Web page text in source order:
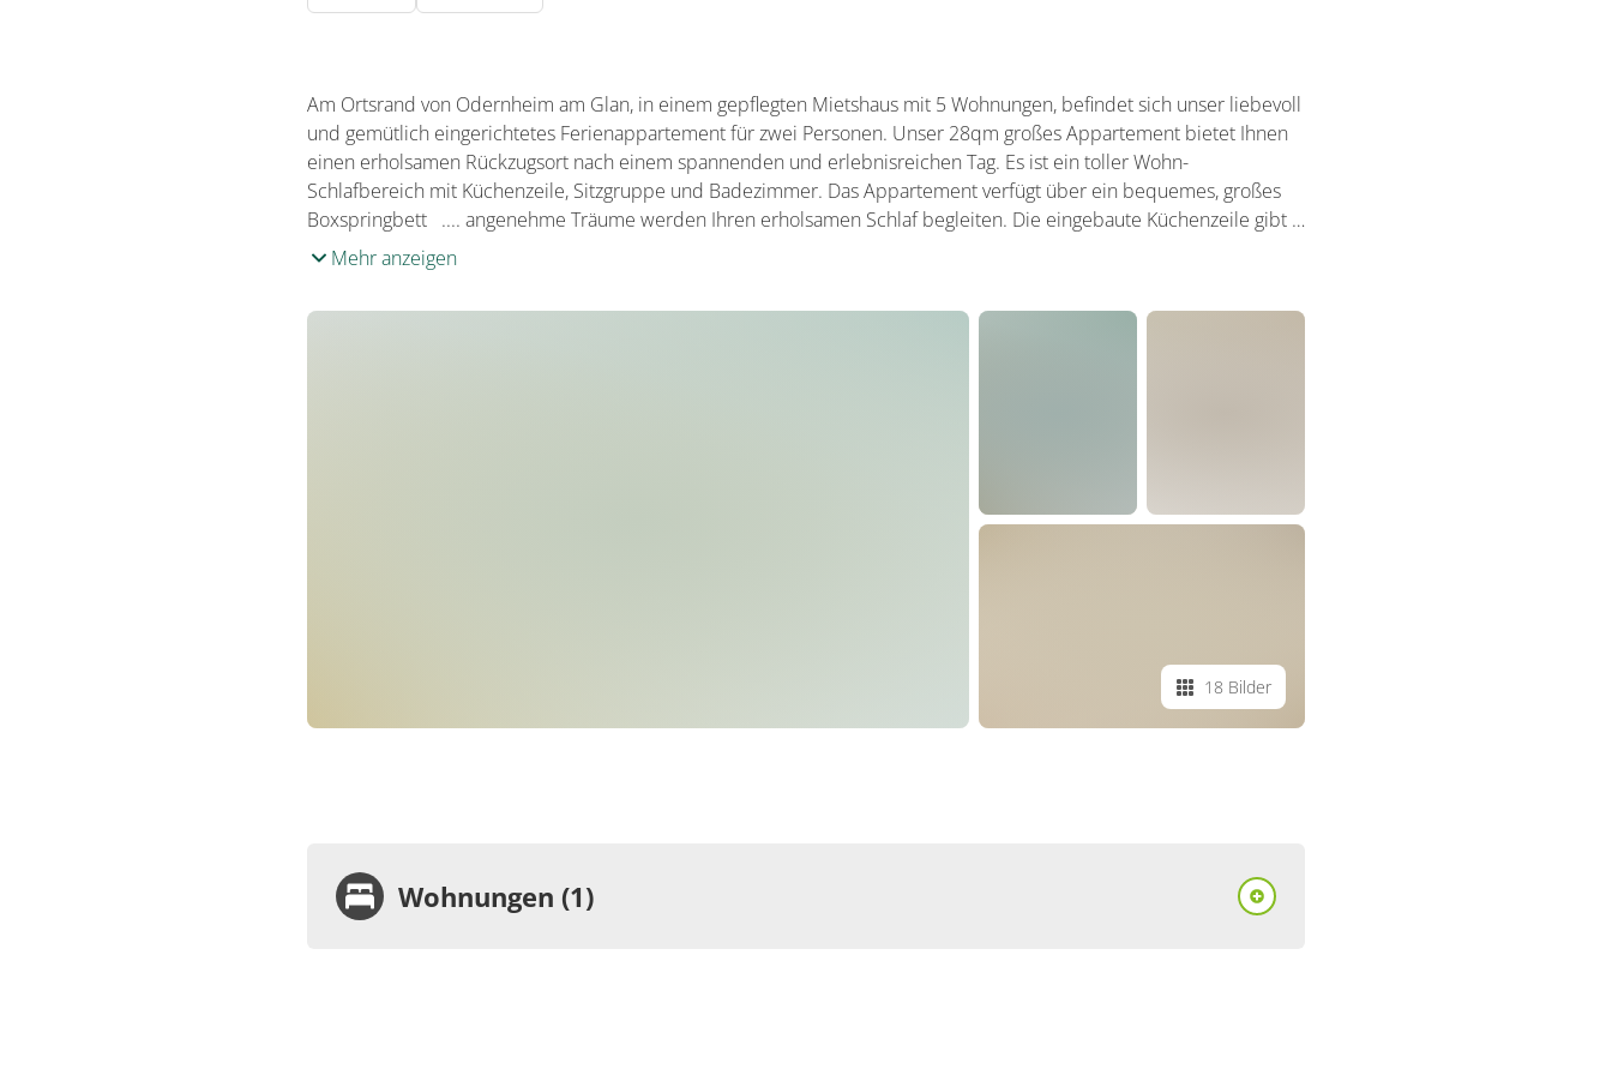
Am Ortsrand von Odernheim am Glan, in einem gepflegten Mietshaus mit 5 Wohnungen, befindet sich unser liebevoll
und gemütlich eingerichtetes Ferienappartement für zwei Personen. Unser 28qm großes Appartement bietet Ihnen
einen erholsamen Rückzugsort nach einem spannenden und erlebnisreichen Tag. Es ist ein toller Wohn-
Schlafbereich mit Küchenzeile, Sitzgruppe und Badezimmer. Das Appartement verfügt über ein bequemes, großes
Boxspringbett .... angenehme Träume werden Ihren erholsamen Schlaf begleiten. Die eingebaute Küchenzeile gibt …
Mehr anzeigen
18 Bilder
Wohnungen (1)